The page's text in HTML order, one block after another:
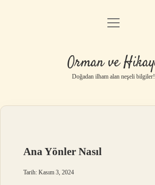
Anasayfa
Yasal Uyarı
menüyü
Orman ve
Doğadan ilham alan neşeli bilgiler!
Ana Yönler Nasıl
Tarih: Kasım 3, 2024